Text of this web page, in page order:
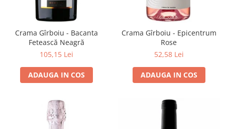
Crama BALLA GEZA
Vinuri SPECIALE
Domeniile Prince MATEI
Domeniile SÂMBUREȘTI
Domeniile PANCIU
Crama Gîrboiu - Bacanta
Fetească Neagră
105,15 Lei
ADAUGA IN COS
Crama Gîrboiu - Epicentrum
Rose
52,58 Lei
ADAUGA IN COS